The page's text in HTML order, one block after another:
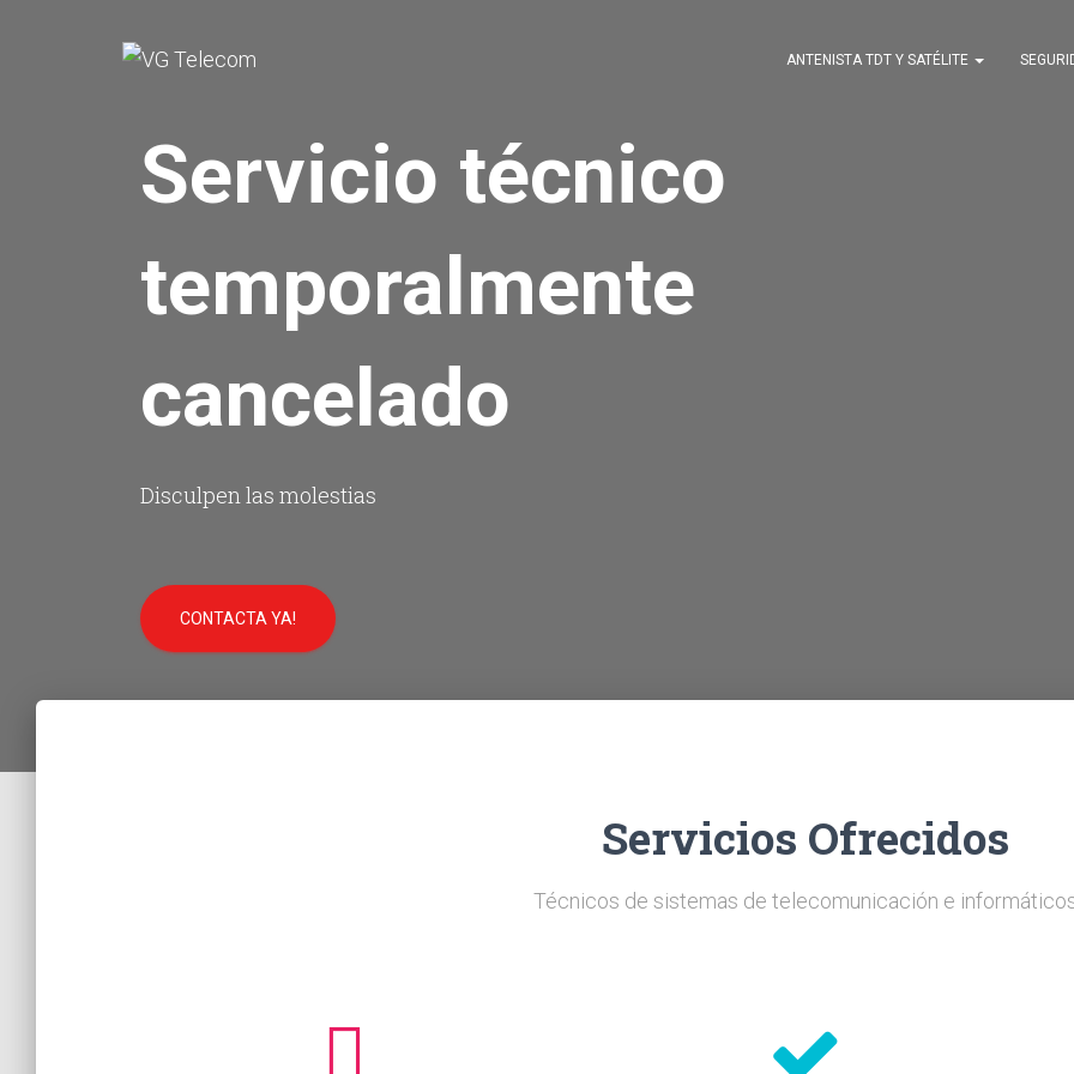
ANTENISTA TDT Y SATÉLITE
Servicio técnico
temporalmente
cancelado
Disculpen las molestias
CONTACTA YA!
Servicios Ofrecidos
Técnicos de sistemas de telecomunicación e